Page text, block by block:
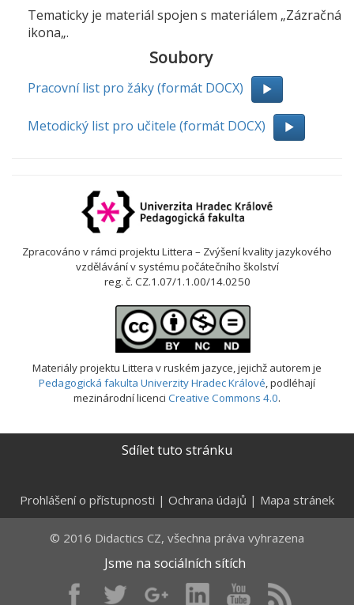
Tematicky je materiál spojen s materiálem „Zázračná
ikona„.
Soubory
Pracovní list pro žáky (formát DOCX)
Metodický list pro učitele (formát DOCX)
Zpracováno v rámci projektu Littera – Zvýšení kvality jazykového
vzdělávání v systému počátečního školství
reg. č. CZ.1.07/1.1.00/14.0250
Materiály projektu Littera v ruském jazyce, jejichž autorem je
Pedagogická fakulta Univerzity Hradec Králové, podléhají
mezinárodní licenci Creative Commons 4.0.
Sdílet tuto stránku
Prohlášení o přístupnosti | Ochrana údajů | Mapa stránek
© 2016 Didactics CZ, všechna práva vyhrazena
Jsme na sociálních sítích